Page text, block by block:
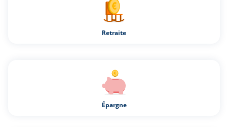
Retraite
Épargne